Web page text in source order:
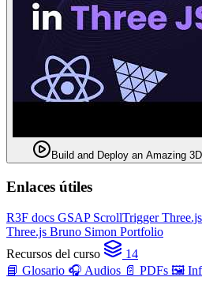
Build and Deploy an Amazing
Enlaces útiles
R3F docs GSAP ScrollTrigger
Three.js Bruno Simon Portfolio
Recursos del curso
14
📘 Glosario 🎧 Audios 📄 PDFs 🖼️